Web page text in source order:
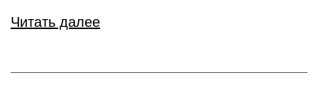
Читать далее